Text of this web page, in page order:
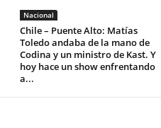
Nacional
Chile – Puente Alto: Matías
Toledo andaba de la mano de
Codina y un ministro de Kast. Y
hoy hace un show enfrentando
a...